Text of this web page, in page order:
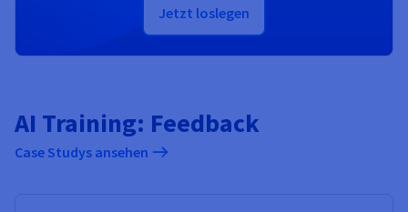
Jetzt loslegen
AI Training: Feedback
Case Studys ansehen